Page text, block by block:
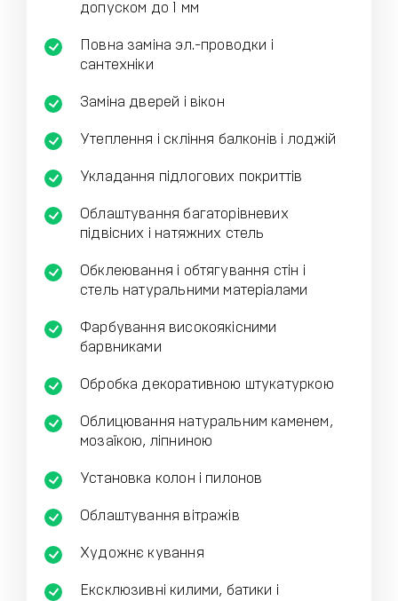
допуском до 1 мм
Повна заміна эл.-проводки і
сантехніки
Заміна дверей і вікон
Утеплення і скління балконів і лоджій
Укладання підлогових покриттів
Облаштування багаторівневих
підвісних і натяжних стель
Обклеювання і обтягування стін і
стель натуральними матеріалами
Фарбування високоякісними
барвниками
Обробка декоративною штукатуркою
Облицювання натуральним каменем,
мозаїкою, ліпниною
Установка колон і пилонов
Облаштування вітражів
Художнє кування
Ексклюзивні килими, батики і